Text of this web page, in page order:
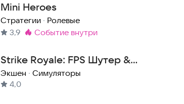
Mini Heroes
Стратегии · Ролевые
3,9
Метка:
событие внутри
Strike Royale: FPS Шутер &
Игра стрелялка & Экшен
Экшен · Симуляторы
4,0